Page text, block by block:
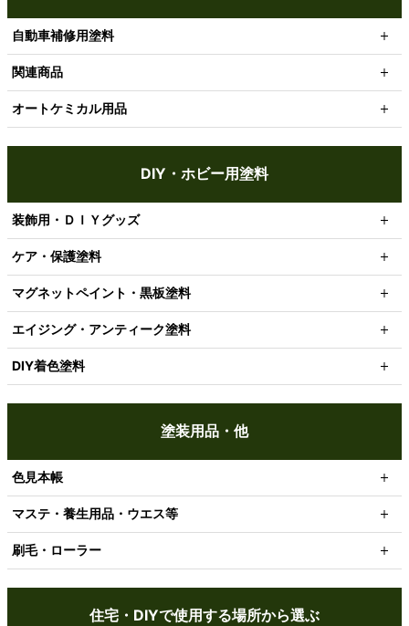
自動車補修用塗料
関連商品
オートケミカル用品
DIY・ホビー用塗料
装飾用・ＤＩＹグッズ
ケア・保護塗料
マグネットペイント・黒板塗料
エイジング・アンティーク塗料
DIY着色塗料
塗装用品・他
色見本帳
マステ・養生用品・ウエス等
刷毛・ローラー
住宅・DIYで使用する場所から選ぶ